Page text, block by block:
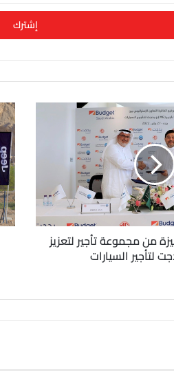
من مجموعة تأجير لتعزيز
لتأجير السيارات